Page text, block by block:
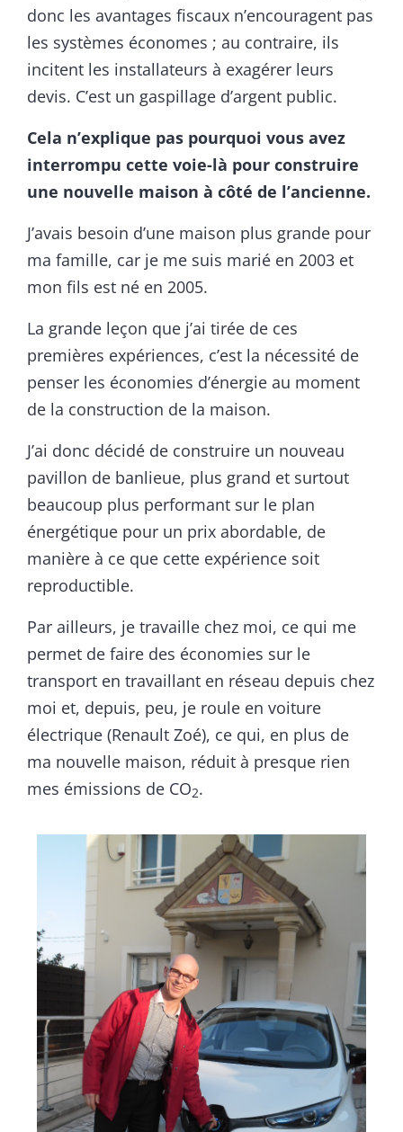
donc les avantages fiscaux n’encouragent pas
les systèmes économes ; au contraire, ils
incitent les installateurs à exagérer leurs
devis. C’est un gaspillage d’argent public.
Cela n’explique pas pourquoi vous avez
interrompu cette voie-là pour construire
une nouvelle maison à côté de l’ancienne.
J’avais besoin d’une maison plus grande pour
ma famille, car je me suis marié en 2003 et
mon fils est né en 2005.
La grande leçon que j’ai tirée de ces
premières expériences, c’est la nécessité de
penser les économies d’énergie au moment
de la construction de la maison.
J’ai donc décidé de construire un nouveau
pavillon de banlieue, plus grand et surtout
beaucoup plus performant sur le plan
énergétique pour un prix abordable, de
manière à ce que cette expérience soit
reproductible.
Par ailleurs, je travaille chez moi, ce qui me
permet de faire des économies sur le
transport en travaillant en réseau depuis chez
moi et, depuis, peu, je roule en voiture
électrique (Renault Zoé), ce qui, en plus de
ma nouvelle maison, réduit à presque rien
mes émissions de CO2.